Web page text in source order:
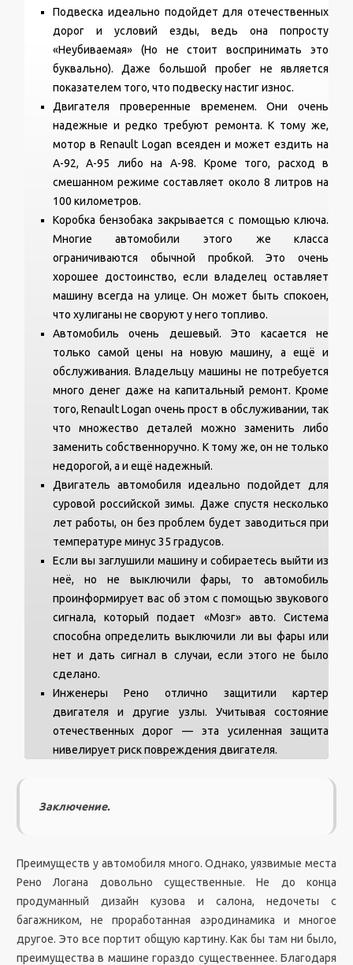
Подвеска идеально подойдет для отечественных
дорог и условий езды, ведь она попросту
«Неубиваемая» (Но не стоит воспринимать это
буквально). Даже большой пробег не является
показателем того, что подвеску настиг износ.
Двигателя проверенные временем. Они очень
надежные и редко требуют ремонта. К тому же,
мотор в Renault Logan всеяден и может ездить на
А-92, А-95 либо на А-98. Кроме того, расход в
смешанном режиме составляет около 8 литров на
100 километров.
Коробка бензобака закрывается с помощью ключа.
Многие автомобили этого же класса
ограничиваются обычной пробкой. Это очень
хорошее достоинство, если владелец оставляет
машину всегда на улице. Он может быть спокоен,
что хулиганы не своруют у него топливо.
Автомобиль очень дешевый. Это касается не
только самой цены на новую машину, а ещё и
обслуживания. Владельцу машины не потребуется
много денег даже на капитальный ремонт. Кроме
того, Renault Logan очень прост в обслуживании, так
что множество деталей можно заменить либо
заменить собственноручно. К тому же, он не только
недорогой, а и ещё надежный.
Двигатель автомобиля идеально подойдет для
суровой российской зимы. Даже спустя несколько
лет работы, он без проблем будет заводиться при
температуре минус 35 градусов.
Если вы заглушили машину и собираетесь выйти из
неё, но не выключили фары, то автомобиль
проинформирует вас об этом с помощью звукового
сигнала, который подает «Мозг» авто. Система
способна определить выключили ли вы фары или
нет и дать сигнал в случаи, если этого не было
сделано.
Инженеры Рено отлично защитили картер
двигателя и другие узлы. Учитывая состояние
отечественных дорог — эта усиленная защита
нивелирует риск повреждения двигателя.
Заключение.
Преимуществ у автомобиля много. Однако, уязвимые места
Рено Логана довольно существенные. Не до конца
продуманный дизайн кузова и салона, недочеты с
багажником, не проработанная аэродинамика и многое
другое. Это все портит общую картину. Как бы там ни было,
преимущества в машине гораздо существеннее. Благодаря